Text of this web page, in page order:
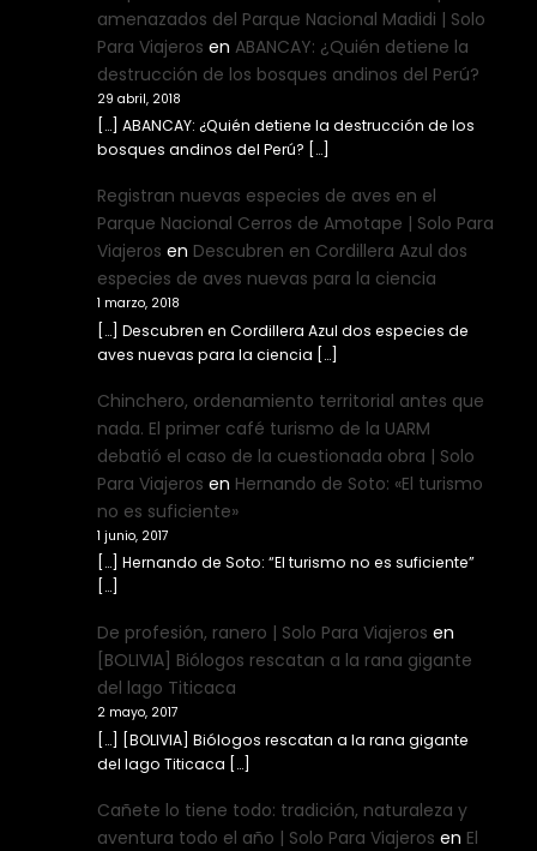
amenazados del Parque Nacional Madidi | Solo
Para Viajeros en ABANCAY: ¿Quién detiene la
destrucción de los bosques andinos del Perú?
29 abril, 2018
[…] ABANCAY: ¿Quién detiene la destrucción de los
bosques andinos del Perú? […]
Registran nuevas especies de aves en el
Parque Nacional Cerros de Amotape | Solo Para
Viajeros en Descubren en Cordillera Azul dos
especies de aves nuevas para la ciencia
1 marzo, 2018
[…] Descubren en Cordillera Azul dos especies de
aves nuevas para la ciencia […]
Chinchero, ordenamiento territorial antes que
nada. El primer café turismo de la UARM
debatió el caso de la cuestionada obra | Solo
Para Viajeros en Hernando de Soto: «El turismo
no es suficiente»
1 junio, 2017
[…] Hernando de Soto: “El turismo no es suficiente”
[…]
De profesión, ranero | Solo Para Viajeros en
[BOLIVIA] Biólogos rescatan a la rana gigante
del lago Titicaca
2 mayo, 2017
[…] [BOLIVIA] Biólogos rescatan a la rana gigante
del lago Titicaca […]
Cañete lo tiene todo: tradición, naturaleza y
aventura todo el año | Solo Para Viajeros en El